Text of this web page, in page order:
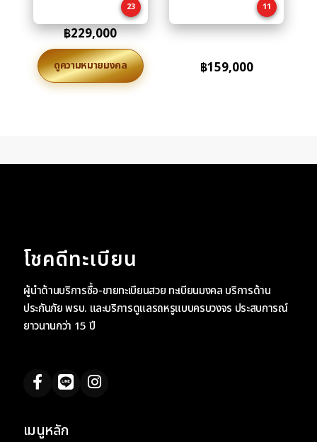
23
฿229,000
ดูความหมายมงคล
11
฿159,000
โชคดีทะเบียน
ผู้นำด้านบริการซื้อ-ขายทะเบียนสวย ทะเบียนมงคล บริการด้าน
ประกันภัย พรบ. และบริการดูแลรถหรูแบบครบวงจร ประสบการณ์
ยาวนานกว่า 15 ปี
เมนูหลัก